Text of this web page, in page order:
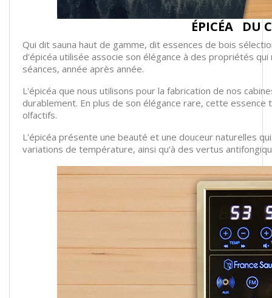
ÉPICÉADU
Qui dit sauna haut de gamme, dit essences de bois
d'épicéa utilisée associe son élégance à des propriétés
séances, année après année.
L'épicéa que nous utilisons pour la fabrication de nos
durablement. En plus de son élégance rare, cette
olfactifs.
L'épicéa présente une beauté et une douceur naturelles
variations de température, ainsi qu’à des vertus